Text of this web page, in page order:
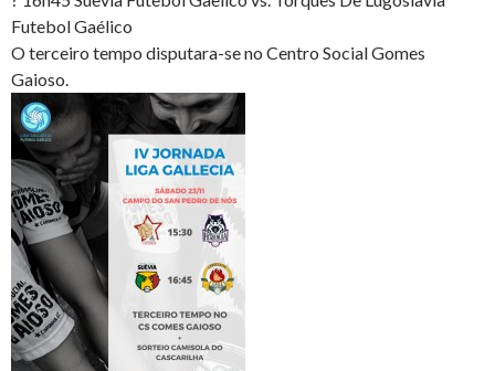
Futebol Gaélico
O terceiro tempo disputara-se no Centro Social Gomes
Gaioso.